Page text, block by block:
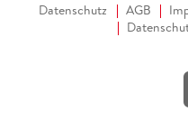
Datenschutz AGB